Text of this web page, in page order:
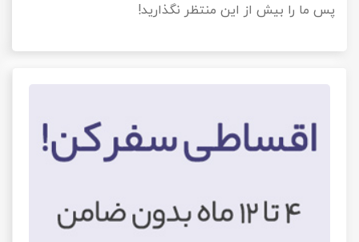
پس ما را بیش از این منتظر نگذارید!